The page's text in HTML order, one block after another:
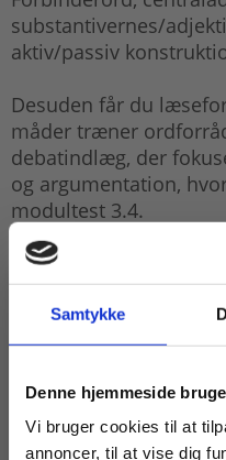
Samtykke
Denne hjemmeside
Vi bruger cookies til at
annoncer, til at vise dig
substantivernes/
aktiv/passiv
Desuden får du
måder træner
debatindlæg, der
og argumentation,
modultest 3.4.
I Øve-og testbogen
supplerende
Køb læremidler og